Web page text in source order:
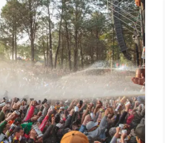
dura el Oktoberfest
al máximo tu experiencia
Te contamos cuánto dura
es mejor…